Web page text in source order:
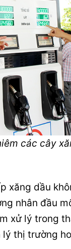
các cây
xăng dầu
nhân đầu
xử lý trong
thị trường